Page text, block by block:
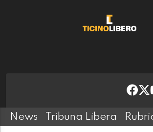
News Tribuna Libera